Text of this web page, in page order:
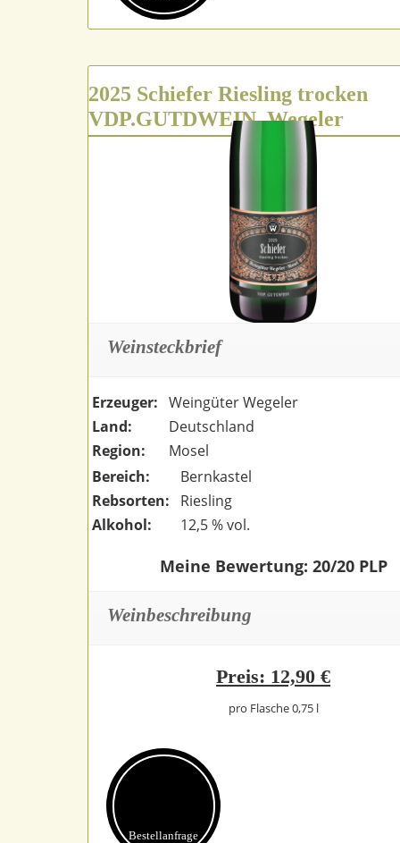
2025 Schiefer Riesling trocken
VDP.GUTDWEIN, Wegeler
Weinsteckbrief
Erzeuger:
Weingüter Wegeler
Land:
Deutschland
Region:
Mosel
Bereich:
Bernkastel
Rebsorten:
Riesling
Alkohol:
12,5 % vol.
Meine Bewertung: 20/20 PLP
Weinbeschreibung
Preis: 12,90 €
pro Flasche 0,75 l
Bestell­anfrage